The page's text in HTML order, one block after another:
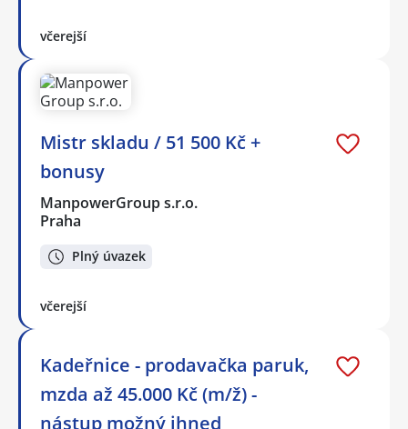
včerejší
Mistr skladu / 51 500 Kč +
bonusy
ManpowerGroup s.r.o.
Praha
Plný úvazek
včerejší
Kadeřnice - prodavačka paruk,
mzda až 45.000 Kč (m/ž) -
nástup možný ihned